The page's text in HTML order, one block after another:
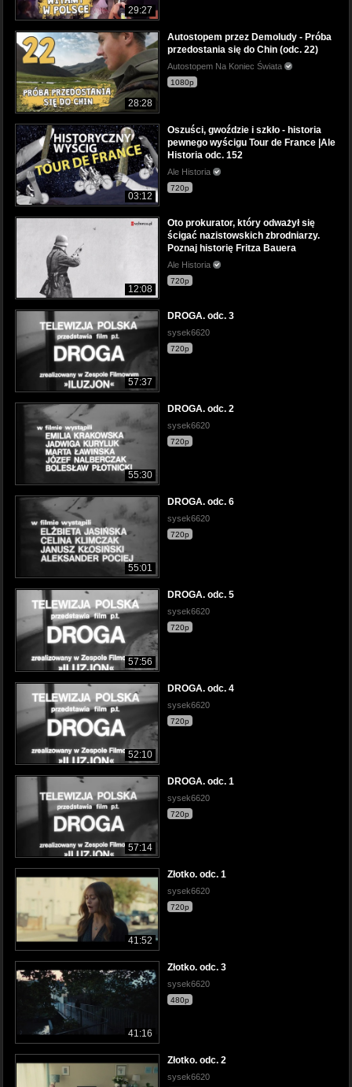
29:27
28:28
Autostopem przez Demoludy - Próba
przedostania się do Chin (odc. 22)
Autostopem Na Koniec Świata
1080p
03:12
Oszuści, gwoździe i szkło - historia
pewnego wyścigu Tour de France |Ale
Historia odc. 152
Ale Historia
720p
12:08
Oto prokurator, który odważył się
ścigać nazistowskich zbrodniarzy.
Poznaj historię Fritza Bauera
Ale Historia
720p
57:37
DROGA. odc. 3
sysek6620
720p
55:30
DROGA. odc. 2
sysek6620
720p
55:01
DROGA. odc. 6
sysek6620
720p
57:56
DROGA. odc. 5
sysek6620
720p
52:10
DROGA. odc. 4
sysek6620
720p
57:14
DROGA. odc. 1
sysek6620
720p
41:52
Złotko. odc. 1
sysek6620
720p
41:16
Złotko. odc. 3
sysek6620
480p
Złotko. odc. 2
sysek6620